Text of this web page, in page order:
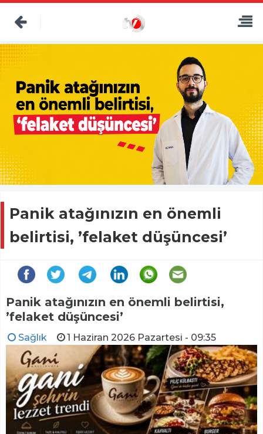
Panik atağınızın en önemli
belirtisi, ’felaket düşüncesi’
Panik atağınızın en önemli belirtisi,
’felaket düşüncesi’
Sağlık 1 Haziran 2026 Pazartesi - 09:35